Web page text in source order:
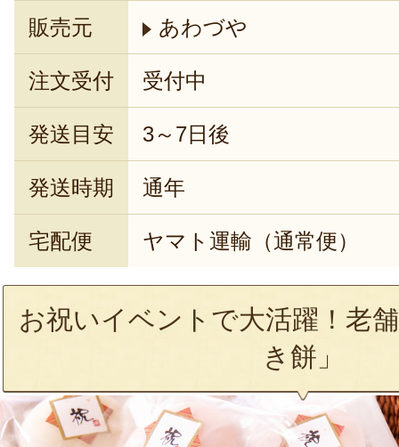
販売元 あわづや
注文受付 受付中
発送目安 3～7日後
発送時期 通年
宅配便 ヤマト運輸（通常便）
お祝いイベントで大活躍！老
き餅」